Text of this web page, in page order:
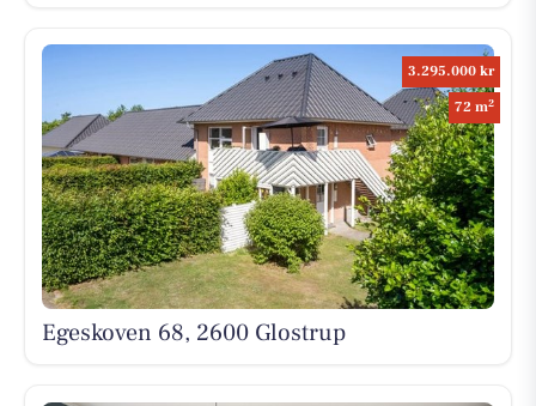
3.295.000 kr
72 m2
Egeskoven 68, 2600 Glostrup